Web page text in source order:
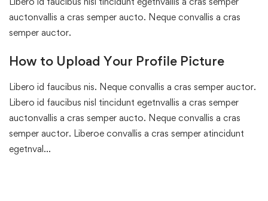
auctonvallis a cras semper aucto. Neque convallis a cras
semper auctor.
How to Upload Your Profile Picture
Libero id faucibus nis. Neque convallis a cras semper auctor.
Libero id faucibus nisl tincidunt egetnvallis a cras semper
auctonvallis a cras semper aucto. Neque convallis a cras
semper auctor. Liberoe convallis a cras semper atincidunt
egetnval…